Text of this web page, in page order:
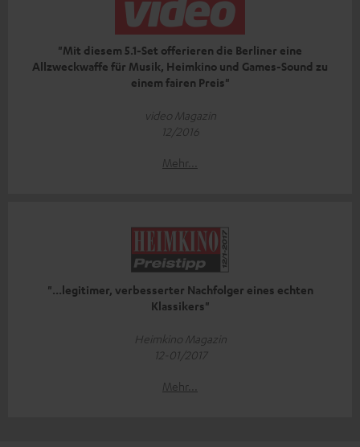
"Mit diesem 5.1-Set offerieren die Berliner eine
Allzweckwaffe für Musik, Heimkino und Games-Sound zu
einem fairen Preis"
video Magazin
12/2016
Mehr...
"...legitimer, verbesserter Nachfolger eines echten
Klassikers"
Heimkino Magazin
12-01/2017
Mehr...